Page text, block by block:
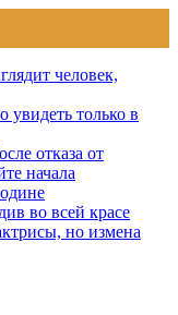
человек,
только в
отказа от
начала
во всей красе
но измена